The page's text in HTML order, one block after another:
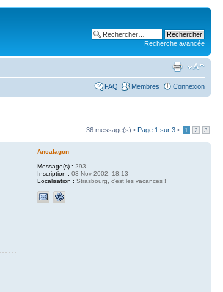
Recherche avancée
FAQ Membres Connexion
36 message(s) • Page 1 sur 3 • 1 2 3
Ancalagon
Message(s) : 293
Inscription : 03 Nov 2002, 18:13
Localisation : Strasbourg, c'est les vacances !